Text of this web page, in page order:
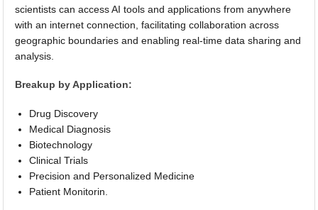
scientists can access AI tools and applications from anywhere
with an internet connection, facilitating collaboration across
geographic boundaries and enabling real-time data sharing and
analysis.
Breakup by Application:
Drug Discovery
Medical Diagnosis
Biotechnology
Clinical Trials
Precision and Personalized Medicine
Patient Monitorin.